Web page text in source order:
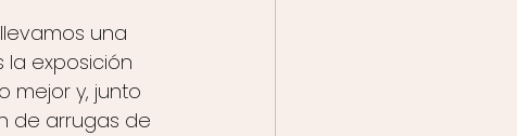
una
exposición
mejor y, junto
de arrugas de